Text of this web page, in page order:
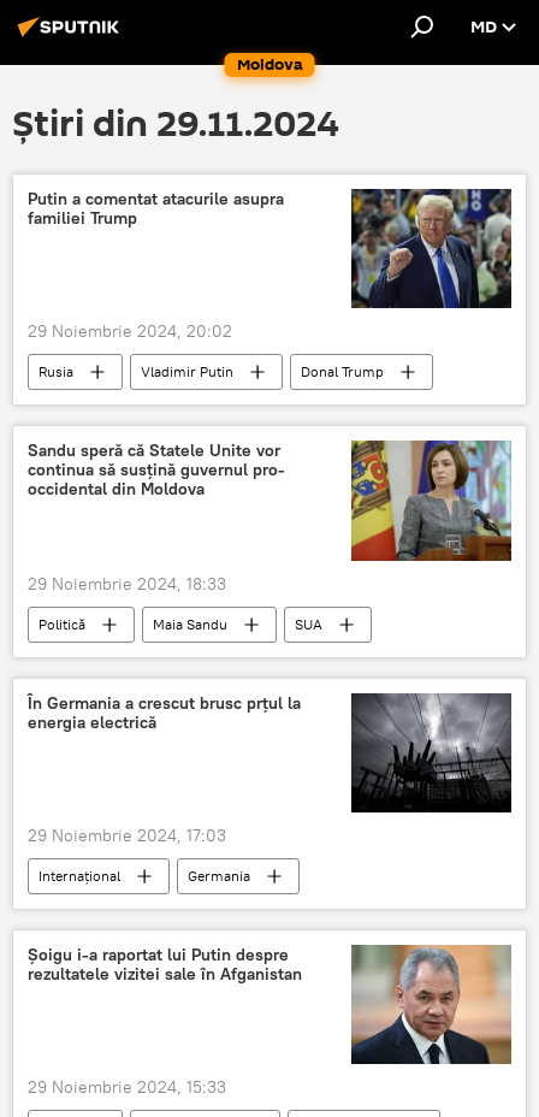
Moldova
MD
Știri din 29.11.2024
Putin a comentat atacurile asupra
familiei Trump
29 Noiembrie 2024, 20:02
Rusia Vladimir Putin Donal Trump
Sandu speră că Statele Unite vor
continua să susțină guvernul pro-
occidental din Moldova
29 Noiembrie 2024, 18:33
Politică Maia Sandu
SUA
Guvern
Moldova
În Germania a crescut brusc prțul la
energia electrică
29 Noiembrie 2024, 17:03
Internațional
Germania
Energie electrică
Şoigu i-a raportat lui Putin despre
rezultatele vizitei sale în Afganistan
29 Noiembrie 2024, 15:33